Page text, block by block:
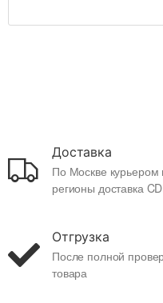
Доставка
По Москве
регионы доставка
Отгрузка
После полной
товара